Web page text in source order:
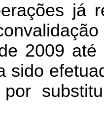
já
2009 até
sido
por